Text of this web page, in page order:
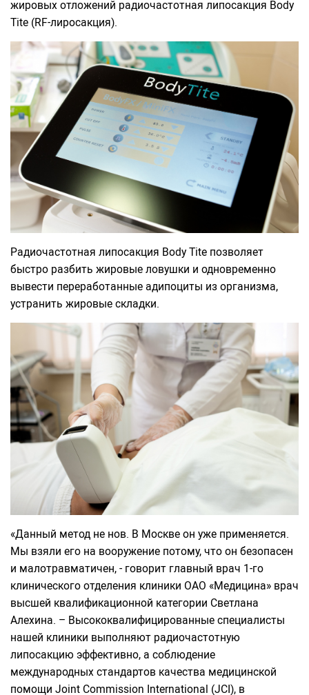
жировых отложений радиочастотная липосакция Body
Tite (RF-лиросакция).
Радиочастотная липосакция Body Tite позволяет
быстро разбить жировые ловушки и одновременно
вывести переработанные адипоциты из организма,
устранить жировые складки.
«Данный метод не нов. В Москве он уже применяется.
Мы взяли его на вооружение потому, что он безопасен
и малотравматичен, - говорит главный врач 1-го
клинического отделения клиники ОАО «Медицина» врач
высшей квалификационной категории Светлана
Алехина. – Высококвалифицированные специалисты
нашей клиники выполняют радиочастотную
липосакцию эффективно, а соблюдение
международных стандартов качества медицинской
помощи Joint Commission International (JCI), в